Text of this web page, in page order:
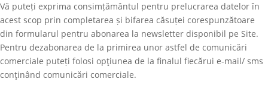
Vă puteți exprima consimțământul pentru prelucrarea datelor în
acest scop prin completarea și bifarea căsuței corespunzătoare
din formularul pentru abonarea la newsletter disponibil pe Site.
Pentru dezabonarea de la primirea unor astfel de comunicări
comerciale puteți folosi opţiunea de la finalul fiecărui e-mail/ sms
conţinând comunicări comerciale.